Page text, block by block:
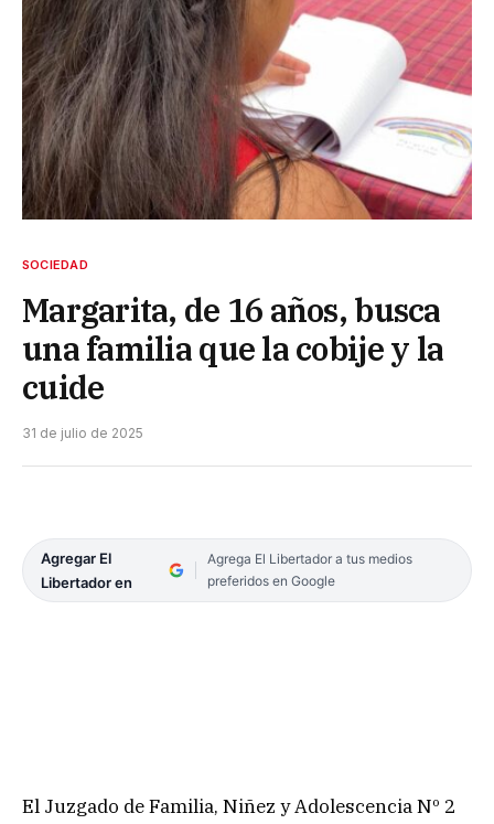
SOCIEDAD
Margarita, de 16 años, busca
una familia que la cobije y la
cuide
31 de julio de 2025
Agregar El
Libertador en
Agrega El Libertador a tus medios
preferidos en Google
El Juzgado de Familia, Niñez y Adolescencia Nº 2